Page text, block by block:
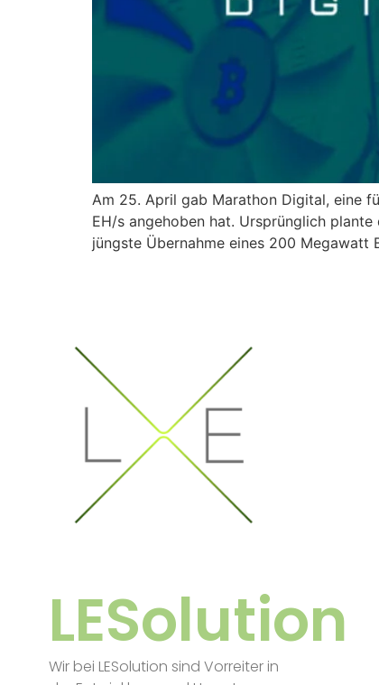
Am 25. April gab Marathon Digital, eine
EH/s angehoben hat. Ursprünglich
jüngste Übernahme eines 200
LESolution
Wir bei LESolution sind Vorreiter in